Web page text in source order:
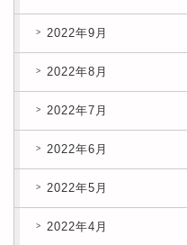
2022年9月
2022年8月
2022年7月
2022年6月
2022年5月
2022年4月